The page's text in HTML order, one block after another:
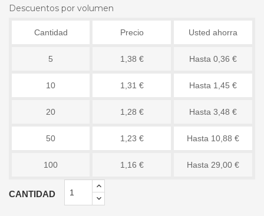
Descuentos por volumen
Cantidad Precio Usted ahorra
5 1,38 € Hasta 0,36 €
10 1,31 € Hasta 1,45 €
20 1,28 € Hasta 3,48 €
50 1,23 € Hasta 10,88 €
100 1,16 € Hasta 29,00 €
CANTIDAD